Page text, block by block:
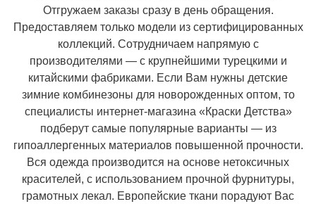
Отгружаем заказы сразу в день обращения.
Предоставляем только модели из сертифицированных
коллекций. Сотрудничаем напрямую с
производителями — с крупнейшими турецкими и
китайскими фабриками. Если Вам нужны детские
зимние комбинезоны для новорожденных оптом, то
специалисты интернет-магазина «Краски Детства»
подберут самые популярные варианты — из
гипоаллергенных материалов повышенной прочности.
Вся одежда производится на основе нетоксичных
красителей, с использованием прочной фурнитуры,
грамотных лекал. Европейские ткани порадуют Вас